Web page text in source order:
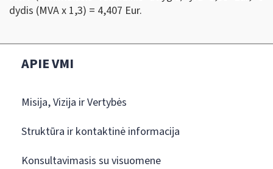
dydis (MVA x 1,3) = 4,407 Eur.
APIE VMI
Misija, Vizija ir Vertybės
Struktūra ir kontaktinė informacija
Konsultavimasis su visuomene